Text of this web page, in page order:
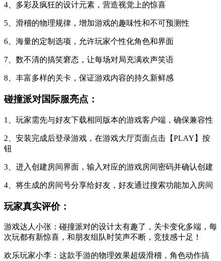
4、多彩及疯狂的设计元素，营造视觉上的惊喜
5、滑稽的物理规律，增加游戏的趣味性和不可预测性
6、海量的定制选项，允许玩家个性化角色和界面
7、数不清的搞笑窘态，让每场对局充满欢声笑语
8、丰富多样的关卡，保证游戏内容的持久新鲜感
碰撞派对国际服亮点：
1、玩家需先与好友下载相同版本的游戏客户端，确保兼容性
2、安装完成后登录游戏，在游戏大厅页面点击【PLAY】按
钮
3、进入创建房间界面，输入对应的游戏房间密码并确认创建
4、将生成的房间号分享给好友，好友通过搜索功能加入房间
玩家真实评价：
游戏达人小张：碰撞派对的设计太有趣了，关卡变化多端，每
次玩都有新惊喜，和朋友组队时笑声不断，竞技感十足！
欢乐玩家小李：这款手游的物理效果超级滑稽，角色动作搞